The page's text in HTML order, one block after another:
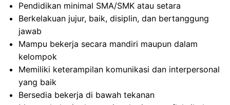
Pendidikan minimal SMA/SMK atau setara
Berkelakuan jujur, baik, disiplin, dan bertanggung
jawab
Mampu bekerja secara mandiri maupun dalam
kelompok
Memiliki keterampilan komunikasi dan interpersonal
yang baik
Bersedia bekerja di bawah tekanan